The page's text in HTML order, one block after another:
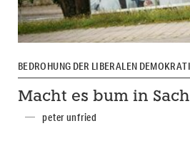
BEDROHUNG DER LIBERALEN
Macht es bum in
peter unfried